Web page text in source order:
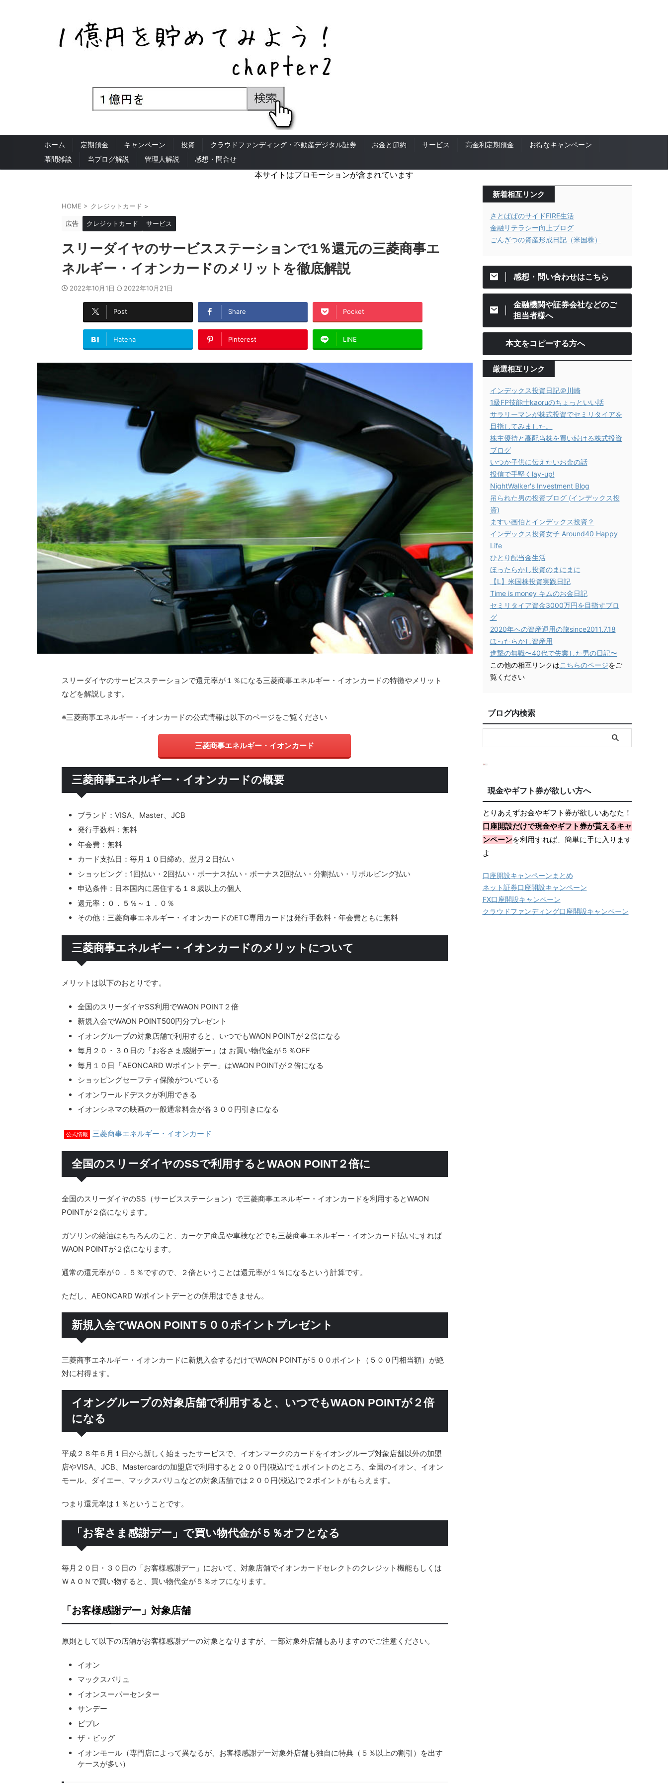
ホーム 定期預金 キャンペーン 投資 クラウドファンディング・不動産デジタル証券 お金と節約 サービス 高金利定期預金
お得なキャンペーン
幕間雑談
当ブログ解説 管理人解説 感想・問合せ
本サイトはプロモーションが含まれています
HOME > クレジットカード >
広告 クレジットカード サービス
スリーダイヤのサービスステーションで1％還元の三菱商事エ
ネルギー・イオンカードのメリットを徹底解説
2022年10月1日 2022年10月21日
Post Share Pocket
Hatena Pinterest LINE
スリーダイヤのサービスステーションで還元率が１％になる三菱商事エネルギー・イオンカードの特徴やメリット
などを解説します。
※三菱商事エネルギー・イオンカードの公式情報は以下のページをご覧ください
三菱商事エネルギー・イオンカード
三菱商事エネルギー・イオンカードの概要
ブランド：VISA、Master、JCB
発行手数料：無料
年会費：無料
カード支払日：毎月１０日締め、翌月２日払い
ショッピング：1回払い・2回払い・ボーナス払い・ボーナス2回払い・分割払い・リボルビング払い
申込条件：日本国内に居住する１８歳以上の個人
還元率：０．５％～１．０％
その他：三菱商事エネルギー・イオンカードのETC専用カードは発行手数料・年会費ともに無料
三菱商事エネルギー・イオンカードのメリットについて
メリットは以下のおとりです。
全国のスリーダイヤSS利用でWAON POINT２倍
新規入会でWAON POINT500円分プレゼント
イオングループの対象店舗で利用すると、いつでもWAON POINTが２倍になる
毎月２０・３０日の「お客さま感謝デー」は お買い物代金が５％OFF
毎月１０日「AEONCARD Wポイントデー」はWAON POINTが２倍になる
ショッピングセーフティ保険がついている
イオンワールドデスクが利用できる
イオンシネマの映画の一般通常料金が各３００円引きになる
公式情報 三菱商事エネルギー・イオンカード
全国のスリーダイヤのSSで利用するとWAON POINT２倍に
全国のスリーダイヤのSS（サービスステーション）で三菱商事エネルギー・イオンカードを利用するとWAON
POINTが２倍になります。
ガソリンの給油はもちろんのこと、カーケア商品や車検などでも三菱商事エネルギー・イオンカード払いにすれば
WAON POINTが２倍になります。
通常の還元率が０．５％ですので、２倍ということは還元率が１％になるという計算です。
ただし、AEONCARD Wポイントデーとの併用はできません。
新規入会でWAON POINT５００ポイントプレゼント
三菱商事エネルギー・イオンカードに新規入会するだけでWAON POINTが５００ポイント（５００円相当額）が絶
対に村得ます。
イオングループの対象店舗で利用すると、いつでもWAON POINTが２倍
になる
平成２８年６月１日から新しく始まったサービスで、イオンマークのカードをイオングループ対象店舗以外の加盟
店やVISA、JCB、Mastercardの加盟店で利用すると２００円(税込)で１ポイントのところ、全国のイオン、イオン
モール、ダイエー、マックスバリュなどの対象店舗では２００円(税込)で２ポイントがもらえます。
つまり還元率は１％ということです。
「お客さま感謝デー」で買い物代金が５％オフとなる
毎月２０日・３０日の「お客様感謝デー」において、対象店舗でイオンカードセレクトのクレジット機能もしくは
ＷＡＯＮで買い物すると、買い物代金が５％オフになります。
「お客様感謝デー」対象店舗
原則として以下の店舗がお客様感謝デーの対象となりますが、一部対象外店舗もありますのでご注意ください。
イオン
マックスバリュ
イオンスーパーセンター
サンデー
ビブレ
ザ・ビッグ
イオンモール（専門店によって異なるが、お客様感謝デー対象外店舗も独自に特典（５％以上の割引）を出す
ケースが多い）
新着相互リンク
さとぱぱのサイドFIRE生活
金融リテラシー向上ブログ
ごんぎつの資産形成日記（米国株）
感想・問い合わせはこちら
金融機関や証券会社などのご
担当者様へ
本文をコピーする方へ
厳選相互リンク
インデックス投資日記＠川崎
1級FP技能士kaoruのちょっといい話
サラリーマンが株式投資でセミリタイアを
目指してみました。
株主優待と高配当株を買い続ける株式投資
ブログ
いつか子供に伝えたいお金の話
投信で手堅くlay-up!
NightWalker's Investment Blog
吊られた男の投資ブログ (インデックス投
資)
ますい画伯とインデックス投資？
インデックス投資女子 Around40 Happy
Life
ひとり配当金生活
ほったらかし投資のまにまに
【L】米国株投資実践日記
Time is money キムのお金日記
セミリタイア資金3000万円を目指すブロ
グ
2020年への資産運用の旅since2011.7.18
ほったらかし資産用
進撃の無職〜40代で失業した男の日記〜
この他の相互リンクはこちらのページをご
覧ください
ブログ内検索
現金やギフト券が欲しい方へ
とりあえずお金やギフト券が欲しいあなた！
口座開設だけで現金やギフト券が貰えるキャ
ンペーンを利用すれば、簡単に手に入ります
よ
口座開設キャンペーンまとめ
ネット証券口座開設キャンペーン
FX口座開設キャンペーン
クラウドファンディング口座開設キャンペーン